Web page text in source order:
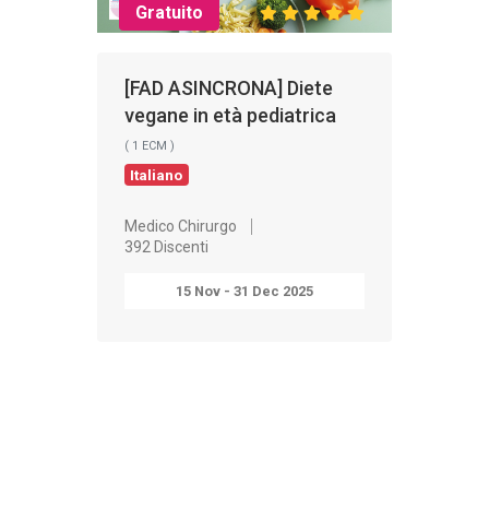
Gratuito
[FAD ASINCRONA] Diete
vegane in età pediatrica
( 1 ECM )
Italiano
Medico Chirurgo
392 Discenti
15 Nov - 31 Dec 2025